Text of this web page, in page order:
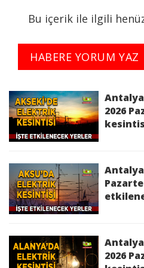
Kesinti Nedeni :Bakım
Kesinti Tarihi :2026-05-
Planlı Kesintiden
ANTALYA,KAŞ,MERKEZ
BADEMBURNU,MERKEZ
KIZILKAYA,MERKEZ
DERE 102 ADA 4
DERE,MERKEZ KASABA
Sk.,MERKEZ KIZILAĞAÇ
KIZILAĞAÇ SAHİL,MERKEZ
ÇATALOLUK,MERKEZ
bölgelerinde 08/05/2026
Bu içerik ile ilgili
HABERE YORUM YAZ
2026
Antalya
2026